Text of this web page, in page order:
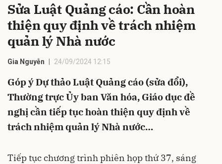
Sửa Luật Quảng cáo: Cần hoàn
thiện quy định về trách nhiệm
quản lý Nhà nước
Gia Nguyễn 24/09/2024 12:15
Góp ý Dự thảo Luật Quảng cáo (sửa đổi),
Thường trực Ủy ban Văn hóa, Giáo dục đề
nghị cần tiếp tục hoàn thiện quy định về
trách nhiệm quản lý Nhà nước…
Tiếp tục chương trình phiên họp thứ 37, sáng
Hủy